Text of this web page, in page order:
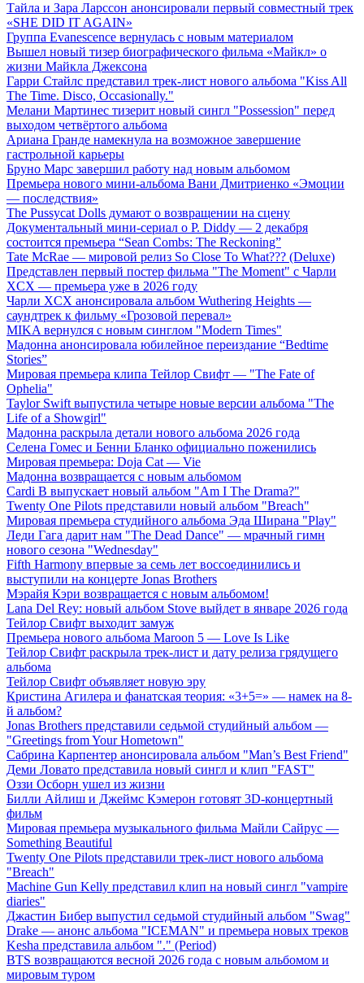
Тайла и Зара Ларссон анонсировали первый совместный трек
«SHE DID IT AGAIN»
Группа Evanescence вернулась с новым материалом
Вышел новый тизер биографического фильма «Майкл» о
жизни Майкла Джексона
Гарри Стайлс представил трек-лист нового альбома "Kiss All
The Time. Disco, Occasionally."
Мелани Мартинес тизерит новый сингл "Possession" перед
выходом четвёртого альбома
Ариана Гранде намекнула на возможное завершение
гастрольной карьеры
Бруно Марс завершил работу над новым альбомом
Премьера нового мини-альбома Вани Дмитриенко «Эмоции
— последствия»
The Pussycat Dolls думают о возвращении на сцену
Документальный мини-сериал о P. Diddy — 2 декабря
состоится премьера “Sean Combs: The Reckoning”
Tate McRae — мировой релиз So Close To What??? (Deluxe)
Представлен первый постер фильма "The Moment" с Чарли
XCX — премьера уже в 2026 году
Чарли XCX анонсировала альбом Wuthering Heights —
саундтрек к фильму «Грозовой перевал»
MIKA вернулся с новым синглом "Modern Times"
Мадонна анонсировала юбилейное переиздание “Bedtime
Stories”
Мировая премьера клипа Тейлор Свифт — "The Fate of
Ophelia"
Taylor Swift выпустила четыре новые версии альбома "The
Life of a Showgirl"
Мадонна раскрыла детали нового альбома 2026 года
Селена Гомес и Бенни Бланко официально поженились
Мировая премьера: Doja Cat — Vie
Мадонна возвращается с новым альбомом
Cardi B выпускает новый альбом "Am I The Drama?"
Twenty One Pilots представили новый альбом "Breach"
Мировая премьера студийного альбома Эда Ширана "Play"
Леди Гага дарит нам "The Dead Dance" — мрачный гимн
нового сезона "Wednesday"
Fifth Harmony впервые за семь лет воссоединились и
выступили на концерте Jonas Brothers
Мэрайя Кэри возвращается с новым альбомом!
Lana Del Rey: новый альбом Stove выйдет в январе 2026 года
Тейлор Свифт выходит замуж
Премьера нового альбома Maroon 5 — Love Is Like
Тейлор Свифт раскрыла трек-лист и дату релиза грядущего
альбома
Тейлор Свифт объявляет новую эру
Кристина Агилера и фанатская теория: «3+5=» — намек на 8-
й альбом?
Jonas Brothers представили седьмой студийный альбом —
"Greetings from Your Hometown"
Сабрина Карпентер анонсировала альбом "Man’s Best Friend"
Деми Ловато представила новый сингл и клип "FAST"
Оззи Осборн ушел из жизни
Билли Айлиш и Джеймс Кэмерон готовят 3D-концертный
фильм
Мировая премьера музыкального фильма Майли Сайрус —
Something Beautiful
Twenty One Pilots представили трек-лист нового альбома
"Breach"
Machine Gun Kelly представил клип на новый сингл "vampire
diaries"
Джастин Бибер выпустил седьмой студийный альбом "Swag"
Drake — анонс альбома "ICEMAN" и премьера новых треков
Kesha представила альбом "." (Period)
BTS возвращаются весной 2026 года с новым альбомом и
мировым туром